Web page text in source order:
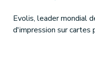
Evolis, leader mondial
d'impression sur cartes